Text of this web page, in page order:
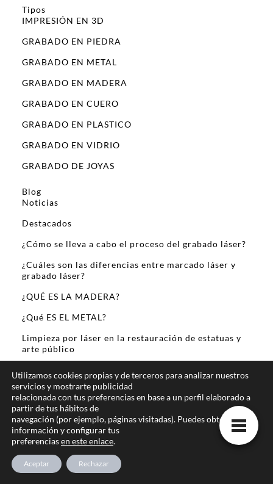
Tipos
IMPRESIÓN EN 3D
GRABADO EN PIEDRA
GRABADO EN METAL
GRABADO EN MADERA
GRABADO EN CUERO
GRABADO EN PLASTICO
GRABADO EN VIDRIO
GRABADO DE JOYAS
Blog
Noticias
Destacados
¿Cómo se lleva a cabo el proceso del grabado láser?
¿Cuáles son las diferencias entre marcado láser y
grabado láser?
¿QUÉ ES LA MADERA?
¿Qué ES EL METAL?
Limpieza por láser en la restauración de estatuas y
arte público
Sobre Mi
Te ofrecemos la mejor informacion online
Utilizamos cookies propias y de terceros para analizar nuestros
servicios y mostrarte publicidad
relacionada con tus preferencias en base a un perfil elaborado a
partir de tus hábitos de
navegación (por ejemplo, páginas visitadas). Puedes obtener más
información y configurar tus
preferenciasen este enlace.
Aceptar Rechazar